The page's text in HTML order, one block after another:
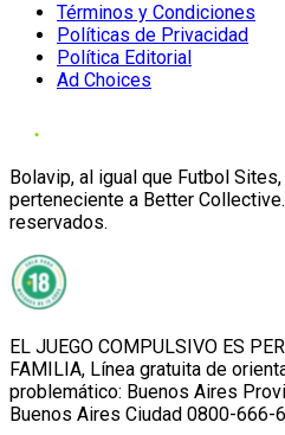
Términos y Condiciones
Políticas de Privacidad
Política Editorial
Ad Choices
Bolavip, al igual que Futbol
perteneciente a Better
reservados.
EL JUEGO COMPULSIVO ES
FAMILIA, Línea gratuita de
problemático: Buenos Aires
Buenos Aires Ciudad 0800-666-